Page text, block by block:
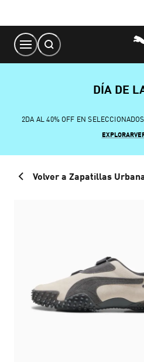
Content
DÍA DE
2DA AL 40% OFF EN
EXPLORAR
Volver a Zapatillas